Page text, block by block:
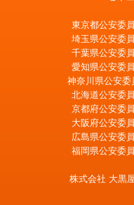
LINE査定
東京都公安委
埼玉県公安委
千葉県公安委
愛知県公安委
神奈川県公安委
北海道公安委
京都府公安委
大阪府公安委
広島県公安委
福岡県公安委
株式会社 大黒